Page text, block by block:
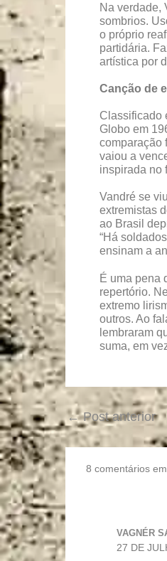
Na verdade,
sombrios.
o próprio
partidária.
artística por
Canção de
Classificado
Globo em
comparação
vaiou a
inspirada no
Vandré se
extremistas
ao Brasil
“Há
ensinam a
É uma pena
repertório.
extremo
outros. Ao
lembraram
suma, em
←Post anterior
8 comentários
VAGNÉR
27 DE